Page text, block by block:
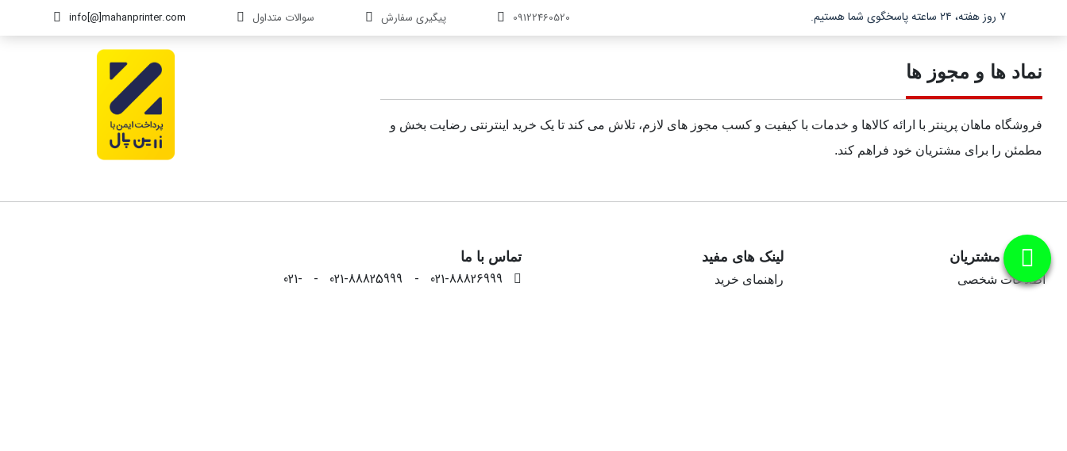
۷ روز هفته، ۲۴ ساعته پاسخگوی شما هستیم. info[@]mahanprinter.com سوالات متداول پیگیری سفارش 09122460520
نماد ها و مجوز ها
فروشگاه ماهان پرینتر با ارائه کالاها و خدمات با کیفیت و کسب مجوز های لازم، تلاش می کند تا یک خرید اینترنتی رضایت بخش و
مطمئن را برای مشتریان خود فراهم کند.
خدمات مشتریان
اطلاعات شخصی
لینک های مفید
راهنمای خرید
تماس با ما
021-88826999 - 021-88825999 - 021-